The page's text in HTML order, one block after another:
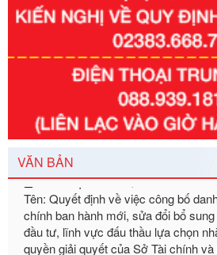
VĂN BẢN
Số kí hiệu:351/2025/NĐ-CP
Tên: Nghị định số 351/2025/NĐ-CP
định chuẩn nghèo đa chiều quốc gia
Ngày ban hành: 29/12/2026
Tên: Quyết định về việc công bố
chính ban hành mới, sửa đổi bổ
đầu tư, lĩnh vực đấu thầu lựa chọn
quyền giải quyết của Sở Tài chính và
tế Đông Nam Nghệ An
Ngày ban hành: 23/09/2026